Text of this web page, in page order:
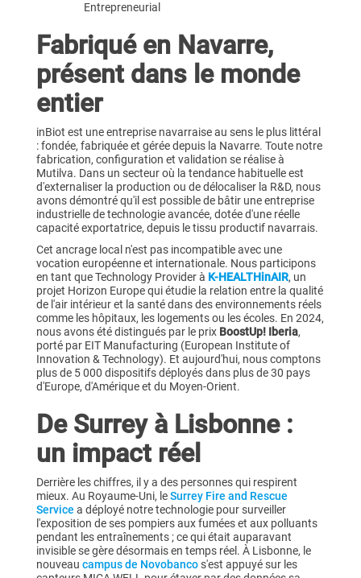
Entrepreneurial
Fabriqué en Navarre,
présent dans le monde
entier
inBiot est une entreprise navarraise au sens le plus littéral
: fondée, fabriquée et gérée depuis la Navarre. Toute notre
fabrication, configuration et validation se réalise à
Mutilva. Dans un secteur où la tendance habituelle est
d'externaliser la production ou de délocaliser la R&D, nous
avons démontré qu'il est possible de bâtir une entreprise
industrielle de technologie avancée, dotée d'une réelle
capacité exportatrice, depuis le tissu productif navarrais.
Cet ancrage local n'est pas incompatible avec une
vocation européenne et internationale. Nous participons
en tant que Technology Provider à K-HEALTHinAIR, un
projet Horizon Europe qui étudie la relation entre la qualité
de l'air intérieur et la santé dans des environnements réels
comme les hôpitaux, les logements ou les écoles. En 2024,
nous avons été distingués par le prix BoostUp! Iberia,
porté par EIT Manufacturing (European Institute of
Innovation & Technology). Et aujourd'hui, nous comptons
plus de 5 000 dispositifs déployés dans plus de 30 pays
d'Europe, d'Amérique et du Moyen-Orient.
De Surrey à Lisbonne :
un impact réel
Derrière les chiffres, il y a des personnes qui respirent
mieux. Au Royaume-Uni, leSurrey Fire and Rescue
Service a déployé notre technologie pour surveiller
l'exposition de ses pompiers aux fumées et aux polluants
pendant les entraînements ; ce qui était auparavant
invisible se gère désormais en temps réel. À Lisbonne, le
nouveau campus de Novobancos'est appuyé sur les